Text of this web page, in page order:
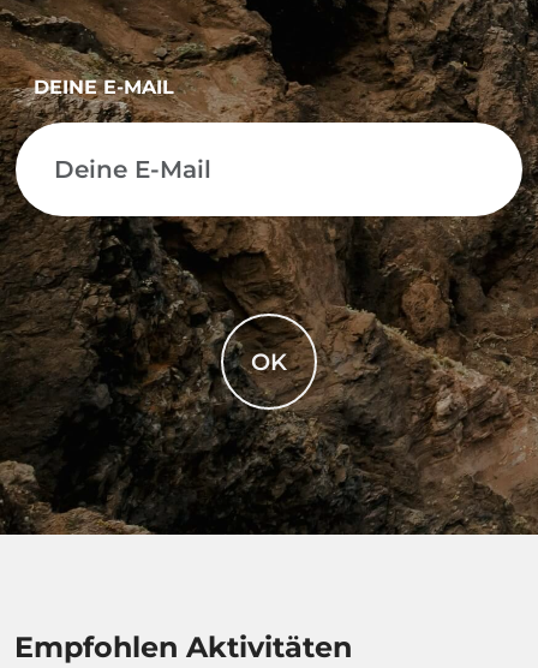
DEINE E-MAIL
OK
Empfohlen Aktivitäten